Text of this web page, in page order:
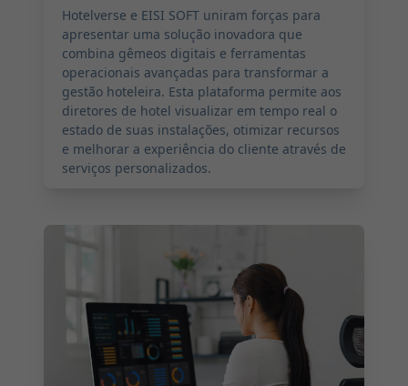
Hotelverse e EISI SOFT uniram forças para
apresentar uma solução inovadora que
combina gêmeos digitais e ferramentas
operacionais avançadas para transformar a
gestão hoteleira. Esta plataforma permite aos
diretores de hotel visualizar em tempo real o
estado de suas instalações, otimizar recursos
e melhorar a experiência do cliente através de
serviços personalizados.
2024-09-24 13:00:00